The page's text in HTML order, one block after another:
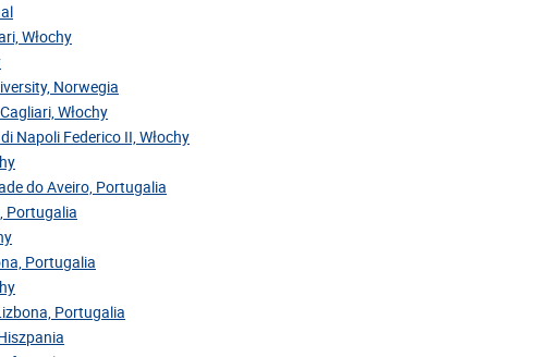
Włochy
Norwegia
Włochy
Napoli Federico II, Włochy
do Aveiro, Portugalia
Portugalia
Portugalia
Portugalia